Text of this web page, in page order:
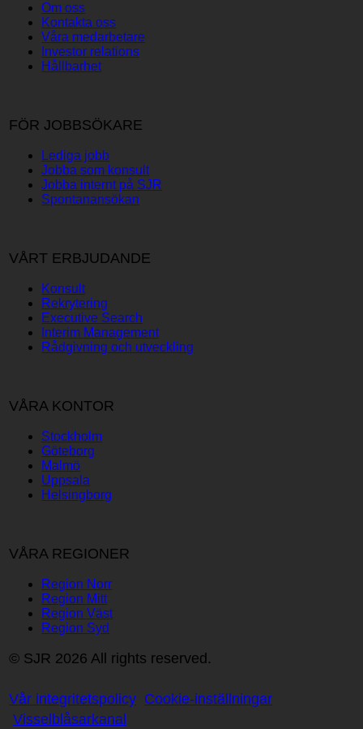
Om oss
Kontakta oss
Våra medarbetare
Investor relations
Hållbarhet
FÖR JOBBSÖKARE
Lediga jobb
Jobba som konsult
Jobba internt på SJR
Spontanansökan
VÅRT ERBJUDANDE
Konsult
Rekrytering
Executive Search
Interim Management
Rådgivning och utveckling
VÅRA KONTOR
Stockholm
Göteborg
Malmö
Uppsala
Helsingborg
VÅRA REGIONER
Region Norr
Region Mitt
Region Väst
Region Syd
© SJR 2026 All rights reserved.
Vår integritetspolicy Cookie-inställningar
Visselblåsarkanal